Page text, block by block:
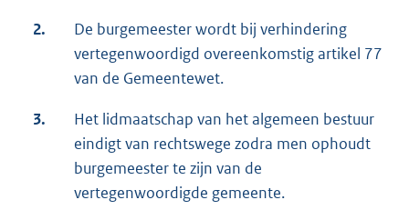
2.
De burgemeester wordt bij verhindering
vertegenwoordigd overeenkomstig artikel 77
van de Gemeentewet.
3.
Het lidmaatschap van het algemeen bestuur
eindigt van rechtswege zodra men ophoudt
burgemeester te zijn van de
vertegenwoordigde gemeente.